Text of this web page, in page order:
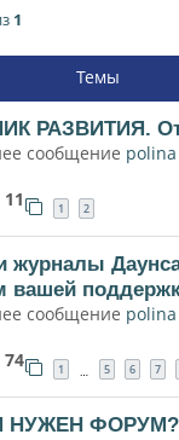
1
Темы
РАЗВИТИЯ.
сообщение polina
11 1 2
журналы
вашей
сообщение polina
74 1 … 5 6 7
НУЖЕН ФОРУМ?